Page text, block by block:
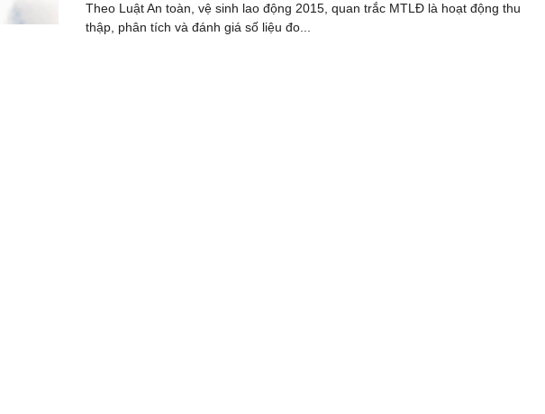
Theo Luật An toàn, vệ sinh lao động 2015, quan trắc MTLĐ là hoạt động thu
thập, phân tích và đánh giá số liệu đo...